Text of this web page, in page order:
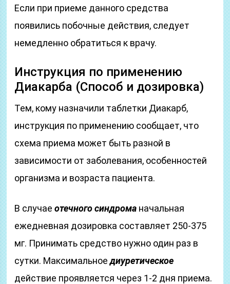
Если при приеме данного средства
появились побочные действия, следует
немедленно обратиться к врачу.
Инструкция по применению
Диакарба (Способ и дозировка)
Тем, кому назначили таблетки Диакарб,
инструкция по применению сообщает, что
схема приема может быть разной в
зависимости от заболевания, особенностей
организма и возраста пациента.
В случаеотечного синдрома начальная
ежедневная дозировка составляет 250-375
мг. Принимать средство нужно один раз в
сутки. Максимальноедиуретическое
действие проявляется через 1-2 дня приема.